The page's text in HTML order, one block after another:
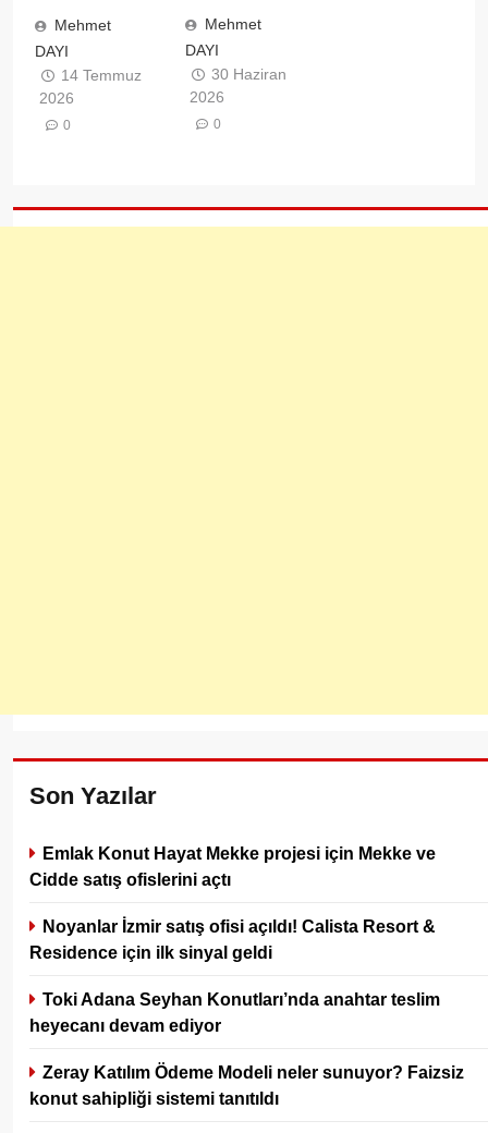
Mehmet
DAYI
14 Temmuz
2026
0
Mehmet
DAYI
30 Haziran
2026
0
Son Yazılar
Emlak Konut Hayat Mekke projesi için Mekke ve
Cidde satış ofislerini açtı
Noyanlar İzmir satış ofisi açıldı! Calista Resort &
Residence için ilk sinyal geldi
Toki Adana Seyhan Konutları’nda anahtar teslim
heyecanı devam ediyor
Zeray Katılım Ödeme Modeli neler sunuyor? Faizsiz
konut sahipliği sistemi tanıtıldı